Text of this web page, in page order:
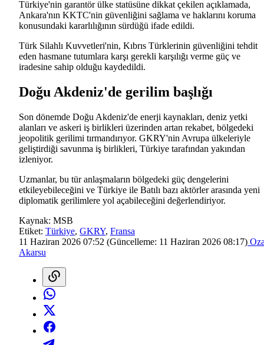
Türkiye'nin garantör ülke statüsüne dikkat çekilen açıklamada,
Ankara'nın KKTC'nin güvenliğini sağlama ve haklarını koruma
konusundaki kararlılığının sürdüğü ifade edildi.
Türk Silahlı Kuvvetleri'nin, Kıbrıs Türklerinin güvenliğini tehdit
eden hasmane tutumlara karşı gerekli karşılığı verme güç ve
iradesine sahip olduğu kaydedildi.
Doğu Akdeniz'de gerilim başlığı
Son dönemde Doğu Akdeniz'de enerji kaynakları, deniz yetki
alanları ve askeri iş birlikleri üzerinden artan rekabet, bölgedeki
jeopolitik gerilimi tırmandırıyor. GKRY'nin Avrupa ülkeleriyle
geliştirdiği savunma iş birlikleri, Türkiye tarafından yakından
izleniyor.
Uzmanlar, bu tür anlaşmaların bölgedeki güç dengelerini
etkileyebileceğini ve Türkiye ile Batılı bazı aktörler arasında yeni
diplomatik gerilimlere yol açabileceğini değerlendiriyor.
Kaynak: MSB
Etiket: Türkiye, GKRY, Fransa
11 Haziran 2026 07:52 (Güncelleme: 11 Haziran 2026 08:17)
Akarsu